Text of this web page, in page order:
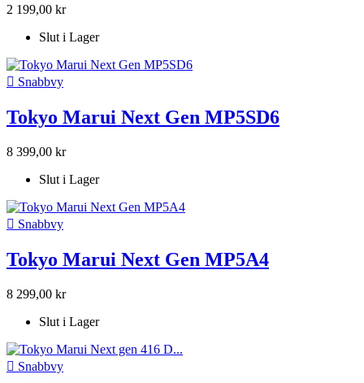
2 199,00 kr
Slut i Lager
 Snabbvy
Tokyo Marui Next Gen MP5SD6
8 399,00 kr
Slut i Lager
 Snabbvy
Tokyo Marui Next Gen MP5A4
8 299,00 kr
Slut i Lager
 Snabbvy